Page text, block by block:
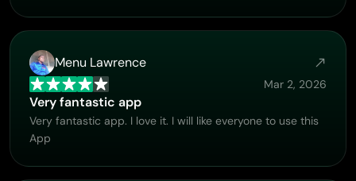
Menu Lawrence
Mar 2, 2026
Very fantastic app
Very fantastic app. I love it. I will like everyone to use this
App